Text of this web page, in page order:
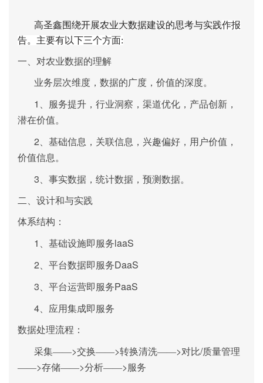
高圣鑫围绕开展农业大数据建设的思考与实践作报
告。主要有以下三个方面:
一、对农业数据的理解
业务层次维度，数据的广度，价值的深度。
1、
服务提升，行业洞察，渠道优化，产品创新，
潜在价值。
2、
基础信息，关联信息，兴趣偏好，用户价值，
价值信息。
3、 事实数据，统计数据，预测数据。
二、设计和与实践
体系结构：
1、 基础设施即服务laaS
2、
平台数据即服务DaaS
3、
平台运营即服务PaaS
4、
应用集成即服务
数据处理流程：
采集——>交换——>转换清洗——>对比/质量管理
——>存储——>分析——> 服务